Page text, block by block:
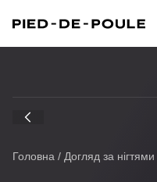
Головна / Догляд за нігтями